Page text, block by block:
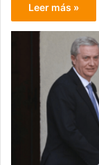
Leer más »